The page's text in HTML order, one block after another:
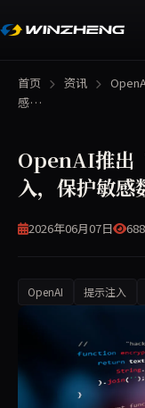
首页 资讯
感…
OpenAI推出
入，保护敏感
2026年06月07日 688
OpenAI 提示注入